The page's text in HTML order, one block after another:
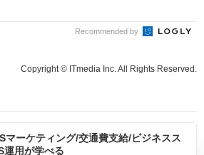
Recommended by
Copyright © ITmedia Inc. All Rights Reserved.
マーケティング/交通費支給/ビジネスス
運用が学べる